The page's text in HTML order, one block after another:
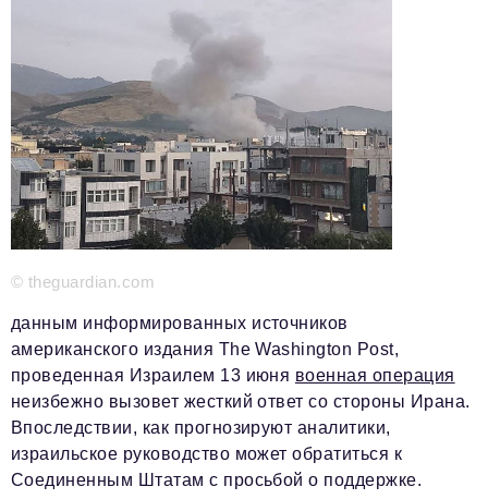
Телефон редакции: +7 495 727-01-67
Электронные почты редакции:
Информационный отдел
info@business-magazine.online
Отдел рекламы
reklama@business-magazine.online
Отдел распространения/редакционная подписка
Отдел по работе с партнерами
partner@business-magazine.online
© theguardian.com
данным информированных источников
американского издания The Washington Post,
проведенная Израилем 13 июня военная операция
неизбежно вызовет жесткий ответ со стороны Ирана.
Впоследствии, как прогнозируют аналитики,
израильское руководство может обратиться к
Соединенным Штатам с просьбой о поддержке.